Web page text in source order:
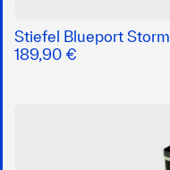
Stiefel Blueport Storm
189,90 €